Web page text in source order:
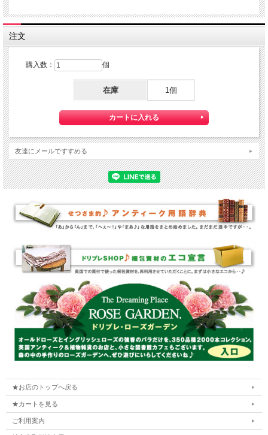
注文
購入数： 個
在庫 1個
友達にメールですすめる
★お店のトップへ戻る
★カートを見る
ご利用案内